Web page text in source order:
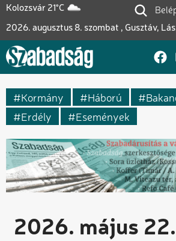
Ugrás
tartalomra
Kolozsvár 21°C
2026. augusztus 8. szombat , Gusztáv,
Kormány Háború
Erdély
Események
2026. május